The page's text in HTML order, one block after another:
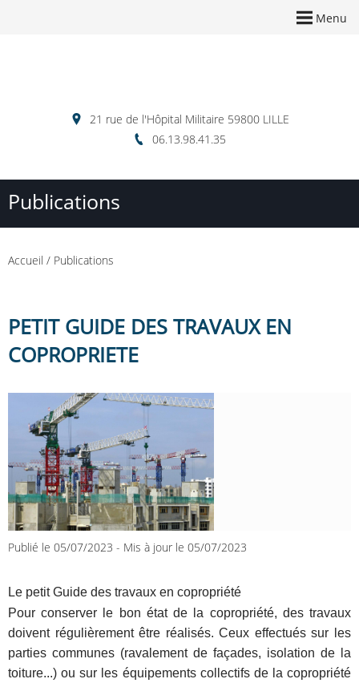
Menu
21 rue de l'Hôpital Militaire 59800 LILLE
06.13.98.41.35
Publications
Accueil / Publications
PETIT GUIDE DES TRAVAUX EN
COPROPRIETE
Publié le 05/07/2023 - Mis à jour le 05/07/2023
Le petit Guide des travaux en copropriété
Pour conserver le bon état de la copropriété, des travaux
doivent régulièrement être réalisés. Ceux effectués sur les
parties communes (ravalement de façades, isolation de la
toiture...) ou sur les équipements collectifs de la copropriété